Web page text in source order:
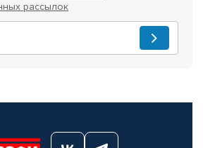
рассылок